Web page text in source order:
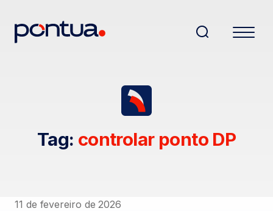
Tag: controlar ponto DP
11 de fevereiro de 2026